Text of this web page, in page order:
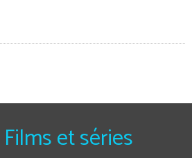
Films et séries